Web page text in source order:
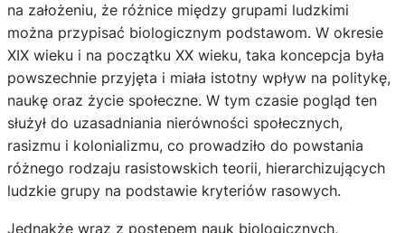
na założeniu, że różnice między grupami ludzkimi
można przypisać biologicznym podstawom. W okresie
XIX wieku i na początku XX wieku, taka koncepcja była
powszechnie przyjęta i miała istotny wpływ na politykę,
naukę oraz życie społeczne. W tym czasie pogląd ten
służył do uzasadniania nierówności społecznych,
rasizmu i kolonializmu, co prowadziło do powstania
różnego rodzaju rasistowskich teorii, hierarchizujących
ludzkie grupy na podstawie kryteriów rasowych.
Jednakże wraz z postępem nauk biologicznych,